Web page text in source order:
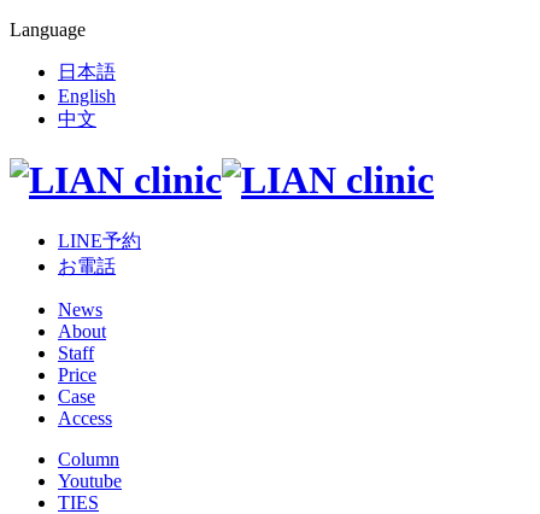
Language
日本語
English
中文
LINE予約
お電話
News
About
Staff
Price
Case
Access
Column
Youtube
TIES